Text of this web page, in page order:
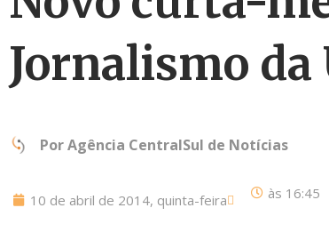
Jornalismo
PorAgência CentralSul de Notícias
10 de abril de 2014, quinta-feira às 16:45